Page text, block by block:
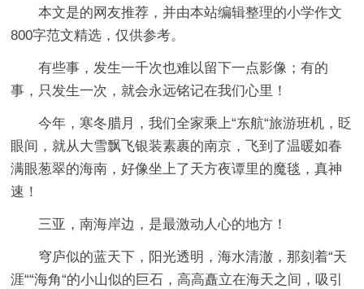
本文是的网友推荐，并由本站编辑整理的小学作文
800字范文精选，仅供参考。
有些事，发生一千次也难以留下一点影像；有的
事，只发生一次，就会永远铭记在我们心里！
今年，寒冬腊月，我们全家乘上“东航“旅游班机，眨
眼间，就从大雪飘飞银装素裹的南京，飞到了温暖如春
满眼葱翠的海南，好像坐上了天方夜谭里的魔毯，真神
速！
三亚，南海岸边，是最激动人心的地方！
穹庐似的蓝天下，阳光透明，海水清澈，那刻着“天
涯““海角“的小山似的巨石，高高矗立在海天之间，吸引